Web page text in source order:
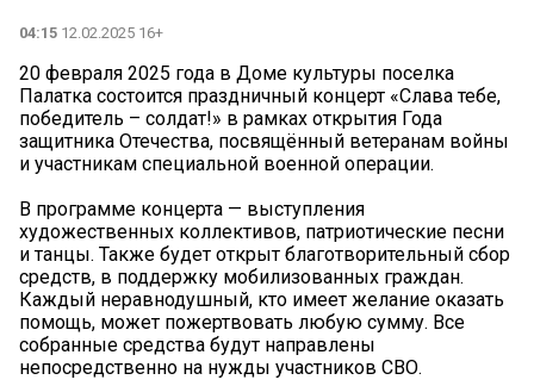
04:15 12.02.2025 16+
20 февраля 2025 года в Доме культуры поселка
Палатка состоится праздничный концерт «Слава тебе,
победитель – солдат!» в рамках открытия Года
защитника Отечества, посвящённый ветеранам войны
и участникам специальной военной операции.
В программе концерта — выступления
художественных коллективов, патриотические песни
и танцы. Также будет открыт благотворительный сбор
средств, в поддержку мобилизованных граждан.
Каждый неравнодушный, кто имеет желание оказать
помощь, может пожертвовать любую сумму. Все
собранные средства будут направлены
непосредственно на нужды участников СВО.